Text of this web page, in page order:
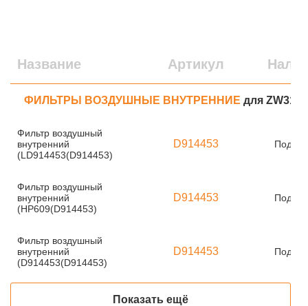
Название Артикул
ФИЛЬТРЫ ВОЗДУШНЫЕ ВНУТРЕННИЕ для ZW310
Фильтр воздушный
внутренний
(LD914453(D914453)
D914453 Под
Фильтр воздушный
внутренний
(HP609(D914453)
D914453 Под
Фильтр воздушный
внутренний
(D914453(D914453)
D914453 Под
Показать ещё